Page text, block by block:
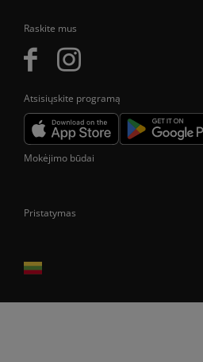
Raskite mus
Atsisiųskite programą
Mokėjimo būdai
Pristatymas